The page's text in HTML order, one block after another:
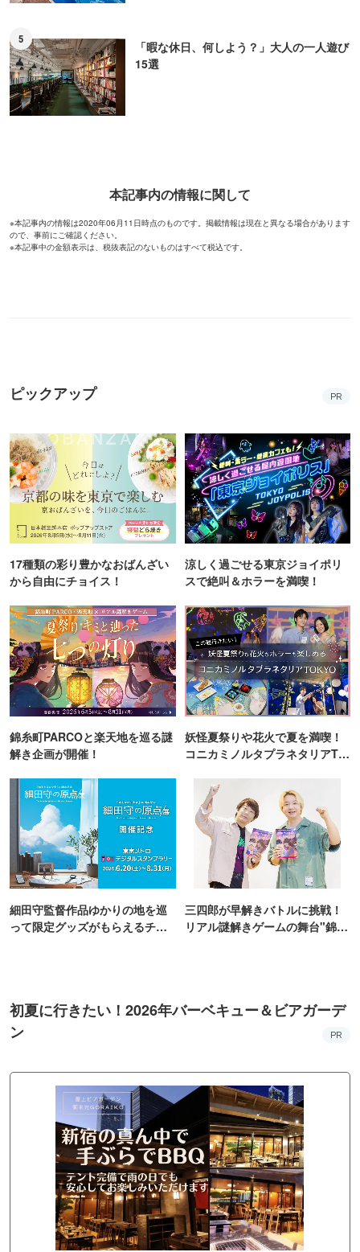
5
「暇な休日、何しよう？」大人の一人遊び
15選
本記事内の情報に関して
※本記事内の情報は2020年06月11日時点のものです。掲載情報は現在と異なる場合があります
ので、事前にご確認ください。
※本記事中の金額表示は、税抜表記のないものはすべて税込です。
ピックアップ PR
17種類の彩り豊かなおばんざい
から自由にチョイス！
涼しく過ごせる東京ジョイポリ
スで絶叫＆ホラーを満喫！
錦糸町PARCOと楽天地を巡る謎
解き企画が開催！
妖怪夏祭りや花火で夏を満喫！
コニカミノルタプラネタリアTO
細田守監督作品ゆかりの地を巡
って限定グッズがもらえるチャ
三四郎が早解きバトルに挑戦！
リアル謎解きゲームの舞台"錦糸
初夏に行きたい！2026年バーベキュー＆ビアガーデ
ン
PR